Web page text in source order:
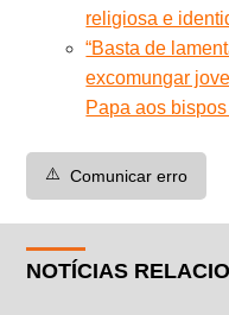
religiosa e
“Basta de
excomungar
Papa aos
⚠️ Comunicar erro
NOTÍCIAS